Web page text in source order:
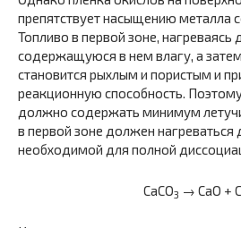
препятствует насыщению металла
Топливо в первой зоне, нагреваясь
содержащуюся в нем влагу, а
становится рыхлым и пористым и
реакционную способность.
должно содержать минимум
в первой зоне должен нагреваться
необходимой для полной
CaCO3 → CaO +